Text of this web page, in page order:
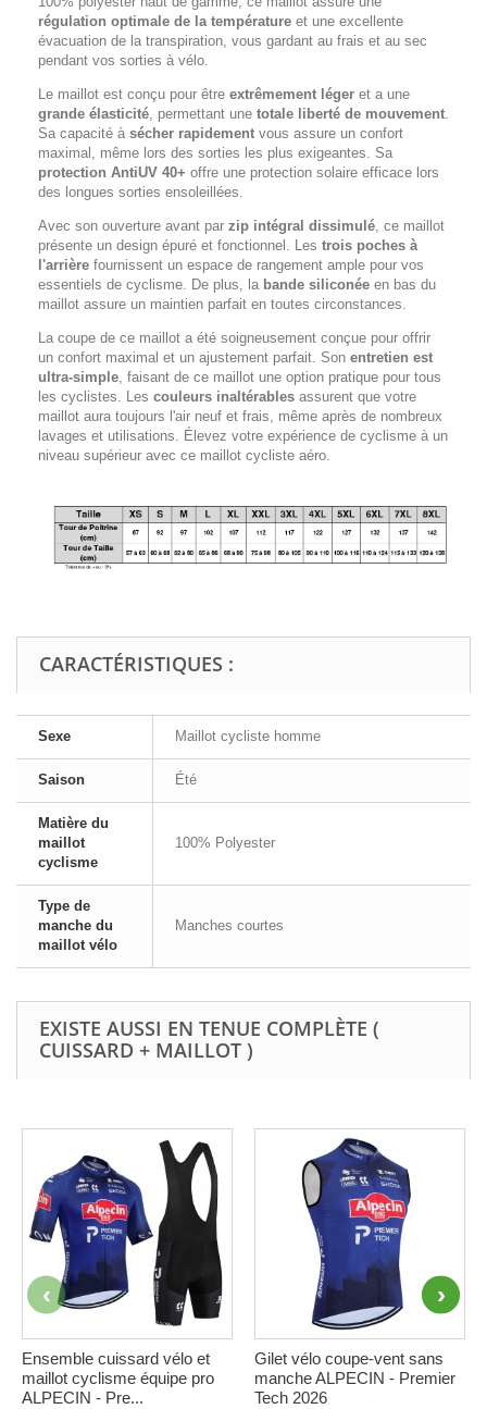
régulation optimale de la température et une excellente
évacuation de la transpiration, vous gardant au frais et au sec
pendant vos sorties à vélo.
Le maillot est conçu pour être extrêmement léger et a une
grande élasticité, permettant une totale liberté de mouvement.
Sa capacité à sécher rapidement vous assure un confort
maximal, même lors des sorties les plus exigeantes. Sa
protection AntiUV 40+ offre une protection solaire efficace lors
des longues sorties ensoleillées.
Avec son ouverture avant par zip intégral dissimulé, ce maillot
présente un design épuré et fonctionnel. Les trois poches à
l'arrière fournissent un espace de rangement ample pour vos
essentiels de cyclisme. De plus, la bande siliconée en bas du
maillot assure un maintien parfait en toutes circonstances.
La coupe de ce maillot a été soigneusement conçue pour offrir
un confort maximal et un ajustement parfait. Son entretien est
ultra-simple, faisant de ce maillot une option pratique pour tous
les cyclistes. Les couleurs inaltérables assurent que votre
maillot aura toujours l'air neuf et frais, même après de nombreux
lavages et utilisations. Élevez votre expérience de cyclisme à un
niveau supérieur avec ce maillot cycliste aéro.
CARACTÉRISTIQUES :
Sexe Maillot cycliste homme
Saison Été
Matière du
maillot
cyclisme
100% Polyester
Type de
manche du
maillot vélo
Manches courtes
EXISTE AUSSI EN TENUE COMPLÈTE (
CUISSARD + MAILLOT )
Ensemble cuissard vélo et
maillot cyclisme équipe pro
ALPECIN - Pre...
Gilet vélo coupe-vent sans
manche ALPECIN - Premier
Tech 2026